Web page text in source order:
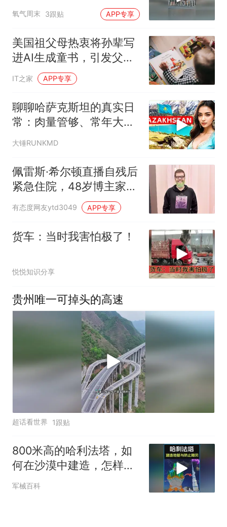
名司机看到后主动下车帮
氧气周末 3跟贴 APP专享
美国祖父母热衷将孙辈写
进AI生成童书，引发父母
辈大量反感
IT之家 APP专享
聊聊哈萨克斯坦的真实日
常：肉量管够、常年大
风，当地女孩很敢讲
大锤RUNKMD
佩雷斯·希尔顿直播自残后
紧急住院，48岁博主家人
首度发声透露最新情况
有态度网友ytd3049 APP专享
货车：当时我害怕极了！
悦悦知识分享
贵州唯一可掉头的高速
超话看世界 1跟贴
800米高的哈利法塔，如
何在沙漠中建造，怎样抵
抗沙漠飓风？
军械百科